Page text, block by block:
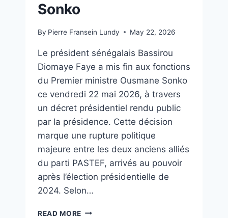
Sonko
By Pierre Fransein Lundy May 22, 2026
Le président sénégalais Bassirou
Diomaye Faye a mis fin aux fonctions
du Premier ministre Ousmane Sonko
ce vendredi 22 mai 2026, à travers
un décret présidentiel rendu public
par la présidence. Cette décision
marque une rupture politique
majeure entre les deux anciens alliés
du parti PASTEF, arrivés au pouvoir
après l’élection présidentielle de
2024. Selon…
READ MORE